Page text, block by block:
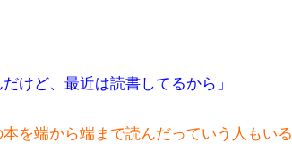
けど、最近は読書してるから」
を端から端まで読んだっていう人もいる